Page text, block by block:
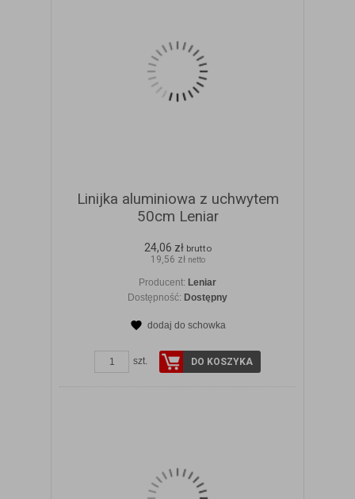
Linijka aluminiowa z uchwytem
50cm Leniar
24,06 zł brutto
19,56 zł netto
Producent: Leniar
Dostępność: Dostępny
dodaj do schowka
szt. DO KOSZYKA